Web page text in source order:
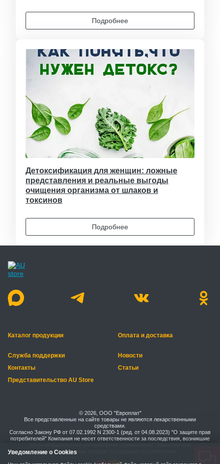
Подробнее
Детоксификация для женщин: ложные
представления и реальные выгоды
очищения организма от шлаков и
токсинов
Подробнее
Каталог продукции Оплата и доставка
Служба поддержки
Новости
Контакты
Статьи
Представительство AU Store
© 2026, ООО "Европлат"
Все представленные на сайте товары не являются лекарственными
средствами.
Согласно Закону РФ от 07.02.1992 N 2300-1 (ред. от 04.08.2023) "О защите прав
потребителей" Компания не несет ответственности за последствия, возникшие
транспортировки товаров (продукции) потребителем.
Уведомление о Cookies